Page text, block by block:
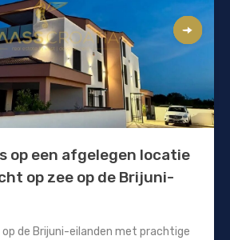
op een afgelegen locatie
op zee op de Brijuni-
de Brijuni-eilanden met prachtige